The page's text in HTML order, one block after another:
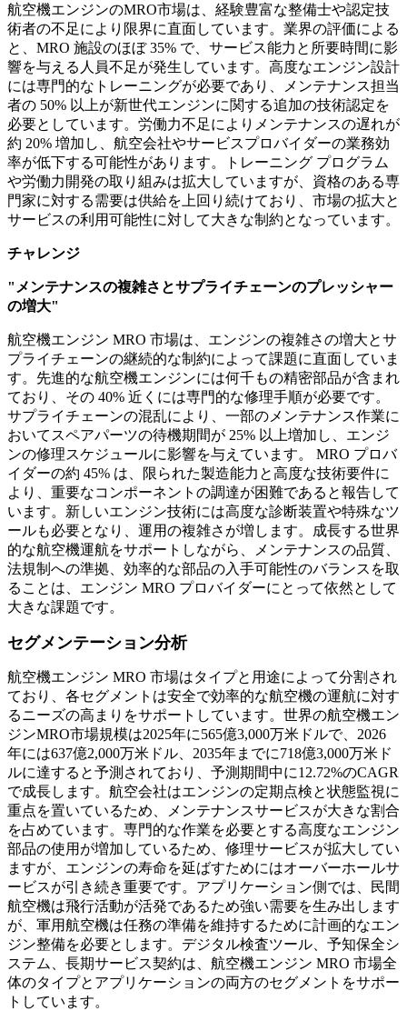
航空機エンジンのMRO市場は、経験豊富な整備士や認定技
術者の不足により限界に直面しています。業界の評価による
と、MRO 施設のほぼ 35% で、サービス能力と所要時間に影
響を与える人員不足が発生しています。高度なエンジン設計
には専門的なトレーニングが必要であり、メンテナンス担当
者の 50% 以上が新世代エンジンに関する追加の技術認定を
必要としています。労働力不足によりメンテナンスの遅れが
約 20% 増加し、航空会社やサービスプロバイダーの業務効
率が低下する可能性があります。トレーニング プログラム
や労働力開発の取り組みは拡大していますが、資格のある専
門家に対する需要は供給を上回り続けており、市場の拡大と
サービスの利用可能性に対して大きな制約となっています。
チャレンジ
"メンテナンスの複雑さとサプライチェーンのプレッシャー
の増大"
航空機エンジン MRO 市場は、エンジンの複雑さの増大とサ
プライチェーンの継続的な制約によって課題に直面していま
す。先進的な航空機エンジンには何千もの精密部品が含まれ
ており、その 40% 近くには専門的な修理手順が必要です。
サプライチェーンの混乱により、一部のメンテナンス作業に
おいてスペアパーツの待機期間が 25% 以上増加し、エンジ
ンの修理スケジュールに影響を与えています。 MRO プロバ
イダーの約 45% は、限られた製造能力と高度な技術要件に
より、重要なコンポーネントの調達が困難であると報告して
います。新しいエンジン技術には高度な診断装置や特殊なツ
ールも必要となり、運用の複雑さが増します。成長する世界
的な航空機運航をサポートしながら、メンテナンスの品質、
法規制への準拠、効率的な部品の入手可能性のバランスを取
ることは、エンジン MRO プロバイダーにとって依然として
大きな課題です。
セグメンテーション分析
航空機エンジン MRO 市場はタイプと用途によって分割され
ており、各セグメントは安全で効率的な航空機の運航に対す
るニーズの高まりをサポートしています。世界の航空機エン
ジンMRO市場規模は2025年に565億3,000万米ドルで、2026
年には637億2,000万米ドル、2035年までに718億3,000万米ド
ルに達すると予測されており、予測期間中に12.72%のCAGR
で成長します。航空会社はエンジンの定期点検と状態監視に
重点を置いているため、メンテナンスサービスが大きな割合
を占めています。専門的な作業を必要とする高度なエンジン
部品の使用が増加しているため、修理サービスが拡大してい
ますが、エンジンの寿命を延ばすためにはオーバーホールサ
ービスが引き続き重要です。アプリケーション側では、民間
航空機は飛行活動が活発であるため強い需要を生み出します
が、軍用航空機は任務の準備を維持するために計画的なエン
ジン整備を必要とします。デジタル検査ツール、予知保全シ
ステム、長期サービス契約は、航空機エンジン MRO 市場全
体のタイプとアプリケーションの両方のセグメントをサポー
トしています。